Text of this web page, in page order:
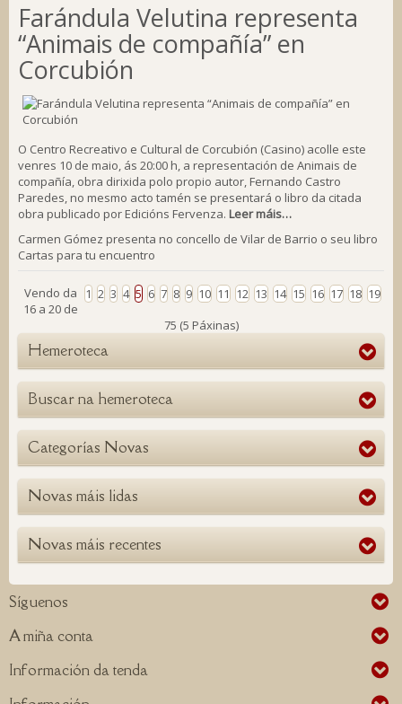
Farándula Velutina representa
“Animais de compañía” en
Corcubión
O Centro Recreativo e Cultural de Corcubión (Casino) acolle este
venres 10 de maio, ás 20:00 h, a representación de Animais de
compañía, obra dirixida polo propio autor, Fernando Castro
Paredes, no mesmo acto tamén se presentará o libro da citada
obra publicado por Edicións Fervenza. Leer máis…
Carmen Gómez presenta no concello de Vilar de Barrio o seu libro
Cartas para tu encuentro
1 2 3 4 5 6 7 8 9 10 11 12 13 14 15 16 17 18 19
Vendo da
16 a 20 de
75 (5 Páxinas)
Hemeroteca
Buscar na hemeroteca
Categorías Novas
Novas máis lidas
Novas máis recentes
Síguenos
A miña conta
Información da tenda